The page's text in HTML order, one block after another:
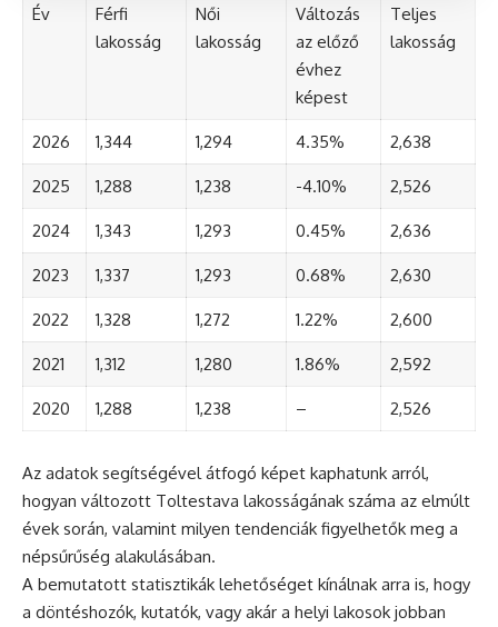
Év
Férfi
lakosság
Női
lakosság
Változás
az előző
évhez
képest
Teljes
lakosság
2026 1,344 1,294 4.35% 2,638
2025 1,288 1,238 -4.10% 2,526
2024 1,343 1,293 0.45% 2,636
2023 1,337 1,293 0.68% 2,630
2022 1,328 1,272 1.22% 2,600
2021 1,312 1,280 1.86% 2,592
2020 1,288 1,238 – 2,526
Az adatok segítségével átfogó képet kaphatunk arról,
hogyan változott Toltestava lakosságának száma az elmúlt
évek során, valamint milyen tendenciák figyelhetők meg a
népsűrűség alakulásában.
A bemutatott statisztikák lehetőséget kínálnak arra is, hogy
a döntéshozók, kutatók, vagy akár a helyi lakosok jobban